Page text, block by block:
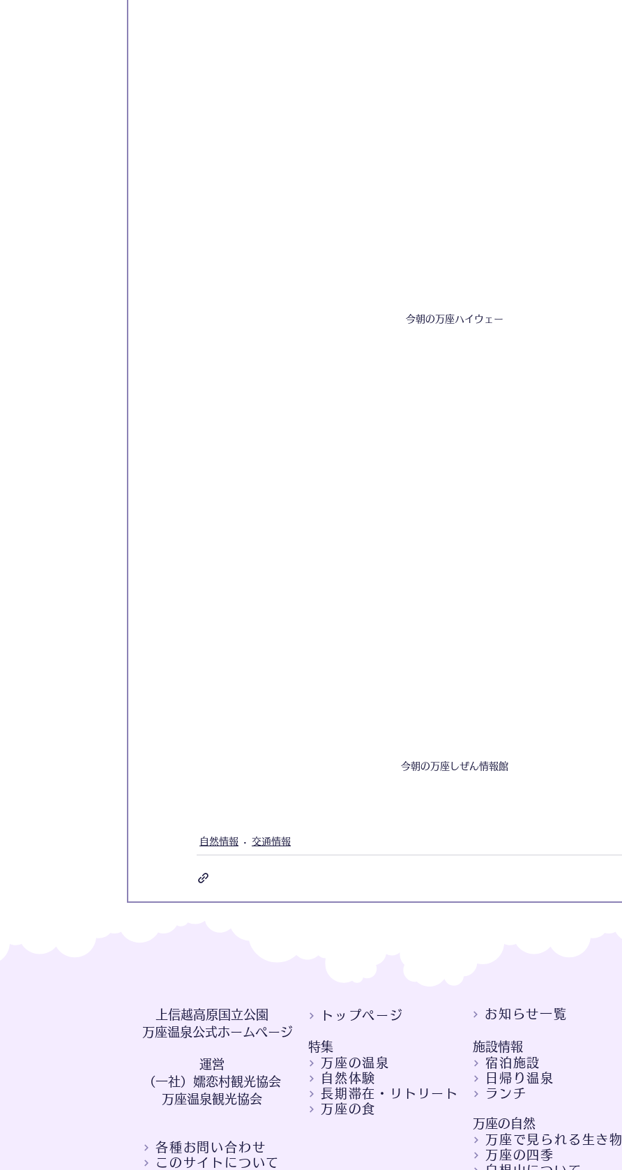
今朝の万座ハイウェー
今朝の万座しぜん情報館
自然情報 交通情報
​上信越高原国立公園
万座温泉公式ホームページ
​運営
（一社）嬬恋村観光協会
​万座温泉観光協会
各種お問い合わせ
このサイトについて
トップページ お知らせ一覧
特集
万座の温泉
自然体験
長期滞在・リトリート
万座の食
施設情報
宿泊施設
日帰り温泉
ランチ
万座の自然
万座で見られる生き物
万座の四季